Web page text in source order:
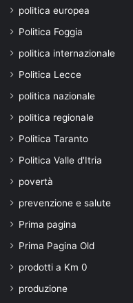
politica europea
Politica Foggia
politica internazionale
Politica Lecce
politica nazionale
politica regionale
Politica Taranto
Politica Valle d'Itria
povertà
prevenzione e salute
Prima pagina
Prima Pagina Old
prodotti a Km 0
produzione